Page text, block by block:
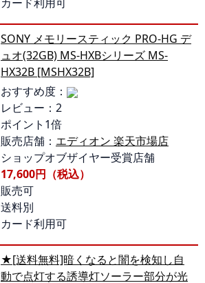
SONY メモリースティック PRO-HG デ
ュオ(32GB) MS-HXBシリーズ MS-
HX32B [MSHX32B]
おすすめ度：
レビュー：2
ポイント1倍
販売店舗： エディオン 楽天市場店
ショップオブザイヤー受賞店舗
17,600円（税込）
販売可
送料別
カード利用可
★[送料無料]暗くなると闇を検知し自
動で点灯する誘導灯ソーラー部分が光